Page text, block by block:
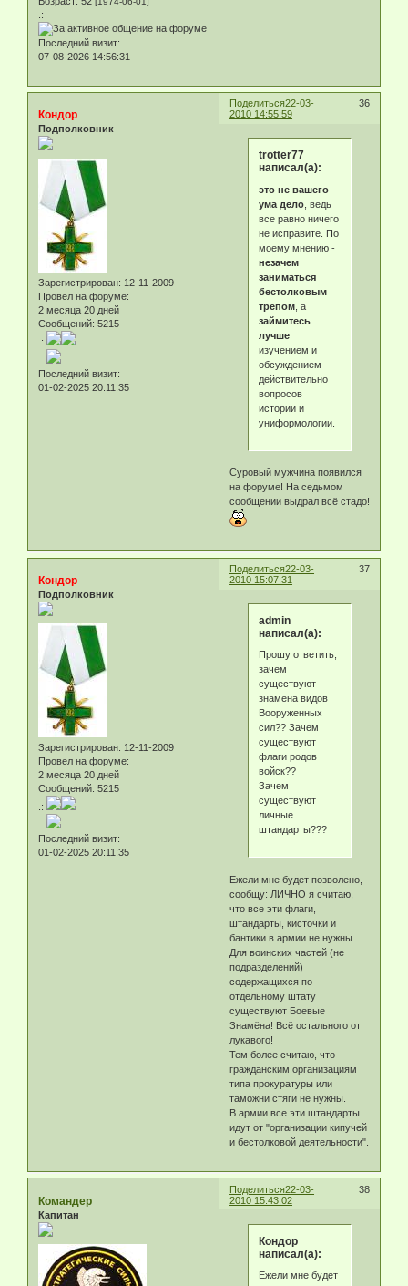
.:
Последний визит:
07-08-2026 14:56:31
Поделиться 36
22-03-
2010 14:55:59
Кондор
Подполковник
Зарегистрирован: 12-11-2009
Провел на форуме:
2 месяца 20 дней
Сообщений: 5215
.:
Последний визит:
01-02-2025 20:11:35
trotter77
написал(а):
это не вашего
ума дело, ведь
все равно ничего
не исправите. По
моему мнению -
незачем
заниматься
бестолковым
трепом, а
займитесь
лучше
изучением и
обсуждением
действительно
вопросов
истории и
униформологии.
Суровый мужчина появился
на форуме! На седьмом
сообщении выдрал всё стадо!
Поделиться 37
22-03-
2010 15:07:31
Кондор
Подполковник
Зарегистрирован: 12-11-2009
Провел на форуме:
2 месяца 20 дней
Сообщений: 5215
.:
Последний визит:
01-02-2025 20:11:35
admin
написал(а):
Прошу ответить,
зачем
существуют
знамена видов
Вооруженных
сил?? Зачем
существуют
флаги родов
войск??
Зачем
существуют
личные
штандарты???
Ежели мне будет позволено,
сообщу: ЛИЧНО я считаю,
что все эти флаги,
штандарты, кисточки и
бантики в армии не нужны.
Для воинских частей (не
подразделений)
содержащихся по
отдельному штату
существуют Боевые
Знамёна! Всё остального от
лукавого!
Тем более считаю, что
гражданским организациям
типа прокуратуры или
таможни стяги не нужны.
В армии все эти штандарты
идут от "организации кипучей
и бестолковой деятельности".
Поделиться 38
22-03-
2010 15:43:02
Командер
Капитан
Кондор
написал(а):
Ежели мне будет